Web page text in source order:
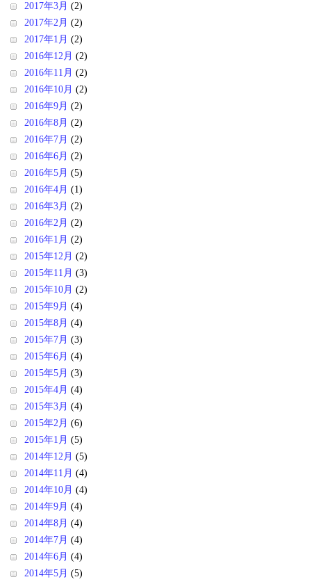
2017年3月 (2)
2017年2月 (2)
2017年1月 (2)
2016年12月 (2)
2016年11月 (2)
2016年10月 (2)
2016年9月 (2)
2016年8月 (2)
2016年7月 (2)
2016年6月 (2)
2016年5月 (5)
2016年4月 (1)
2016年3月 (2)
2016年2月 (2)
2016年1月 (2)
2015年12月 (2)
2015年11月 (3)
2015年10月 (2)
2015年9月 (4)
2015年8月 (4)
2015年7月 (3)
2015年6月 (4)
2015年5月 (3)
2015年4月 (4)
2015年3月 (4)
2015年2月 (6)
2015年1月 (5)
2014年12月 (5)
2014年11月 (4)
2014年10月 (4)
2014年9月 (4)
2014年8月 (4)
2014年7月 (4)
2014年6月 (4)
2014年5月 (5)